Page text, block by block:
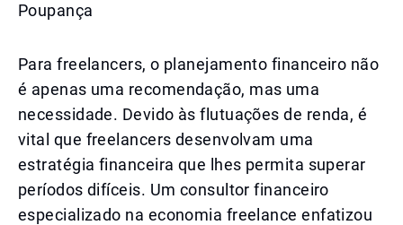
Poupança
Para freelancers, o planejamento financeiro não
é apenas uma recomendação, mas uma
necessidade. Devido às flutuações de renda, é
vital que freelancers desenvolvam uma
estratégia financeira que lhes permita superar
períodos difíceis. Um consultor financeiro
especializado na economia freelance enfatizou